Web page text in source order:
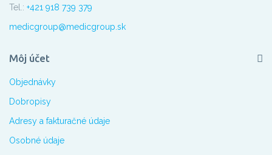
Tel.: +421 918 739 379
medicgroup@medicgroup.sk
Môj účet
Objednávky
Dobropisy
Adresy a fakturačné údaje
Osobné údaje